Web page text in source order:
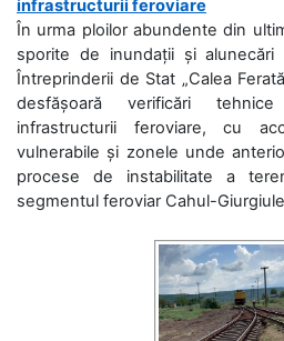
infrastructurii feroviare
În urma ploilor abundente din
sporite de inundații și alunecări
Întreprinderii de Stat „Calea
desfășoară verificări
infrastructurii feroviare, cu
vulnerabile și zonele unde
procese de instabilitate a
segmentul feroviar Cahul-